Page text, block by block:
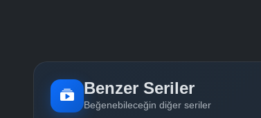
Benzer Seriler
Beğenebileceğin diğer seriler